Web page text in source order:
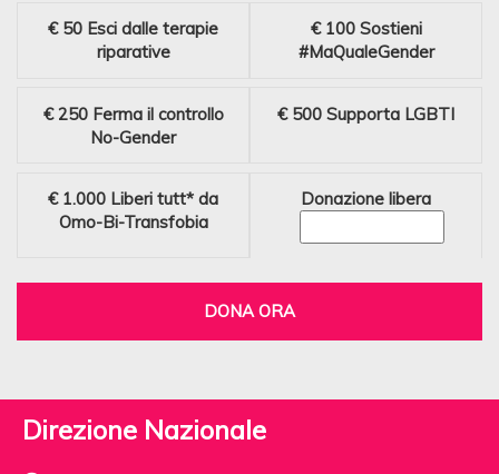
€ 50 Esci dalle terapie
riparative
€ 100 Sostieni
#MaQualeGender
€ 250 Ferma il controllo
No-Gender
€ 500 Supporta LGBTI
€ 1.000 Liberi tutt* da
Omo-Bi-Transfobia
Donazione libera
DONA ORA
Direzione Nazionale